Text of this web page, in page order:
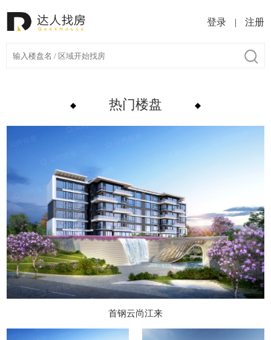
登录 | 注册
热门楼盘
首钢云尚江来